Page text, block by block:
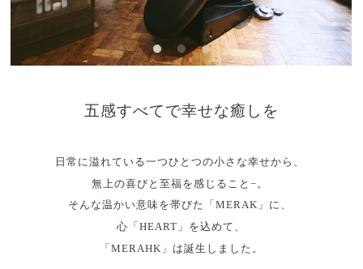
五感すべてで幸せな癒しを
日常に溢れている一つひとつの小さな幸せから、
無上の喜びと至福を感じること−。
そんな温かい意味を帯びた「MERAK」に、
心「HEART」を込めて、
「MERAHK」は誕生しました。